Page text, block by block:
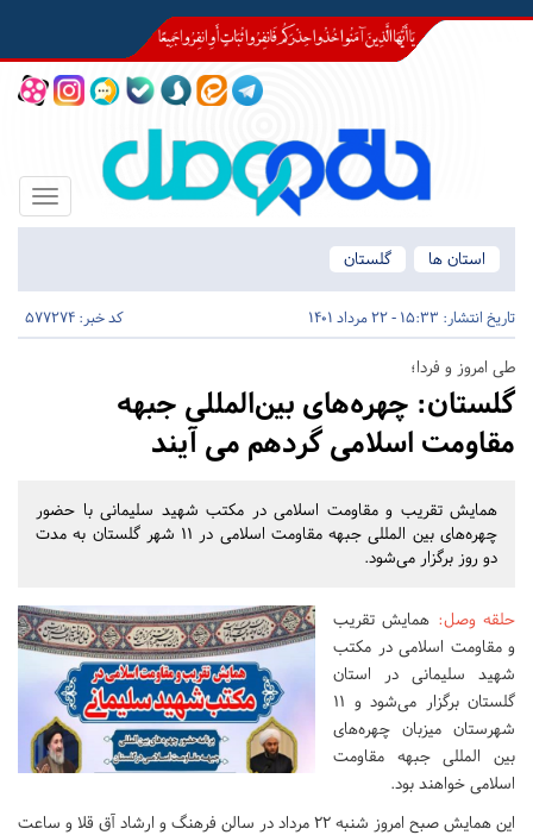
Toggle
استان ها
گلستان
تاریخ انتشار: 15:33 - 22 مرداد 1401 کد خبر: 577274
طی امروز و فردا؛
گلستان: چهره‌های بین‌المللی جبهه
مقاومت اسلامی گردهم می آیند
همایش تقریب و مقاومت اسلامی در مکتب شهید سلیمانی با حضور
چهره‌های بین المللی جبهه مقاومت اسلامی در ۱۱ شهر گلستان به مدت
دو روز برگزار می‌شود.
حلقه وصل: همایش تقریب
و مقاومت اسلامی در مکتب
شهید سلیمانی در استان
گلستان برگزار می‌شود و ۱۱
شهرستان میزبان چهره‌های
بین المللی جبهه مقاومت
اسلامی خواهند بود.
این همایش صبح امروز شنبه ۲۲ مرداد در سالن فرهنگ و ارشاد آق قلا و ساعت